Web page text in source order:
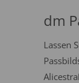
dm
Lassen